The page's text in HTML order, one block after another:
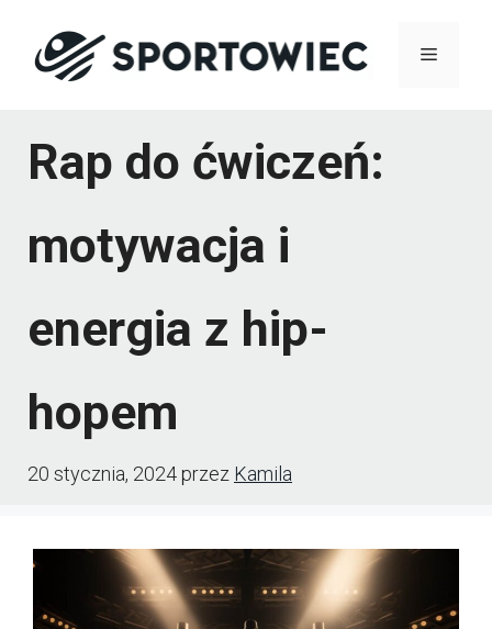
Menu
Rap do ćwiczeń:
motywacja i
energia z hip-
hopem
20 stycznia, 2024przez Kamila